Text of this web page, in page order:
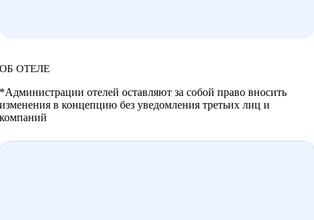
ОБ ОТЕЛЕ
*Администрации отелей оставляют за собой право вносить
изменения в концепцию без уведомления третьих лиц и
компаний